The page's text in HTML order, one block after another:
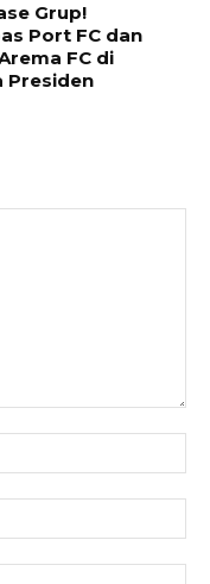
Grup!
Port FC dan
FC di
Presiden